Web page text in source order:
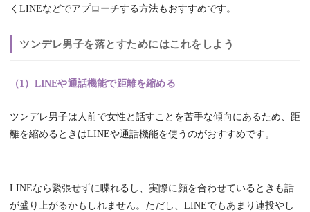
くLINEなどでアプローチする方法もおすすめです。
ツンデレ男子を落とすためにはこれをしよう
（1）LINEや通話機能で距離を縮める
ツンデレ男子は人前で女性と話すことを苦手な傾向にあるため、距
離を縮めるときはLINEや通話機能を使うのがおすすめです。
LINEなら緊張せずに喋れるし、実際に顔を合わせているときも話
が盛り上がるかもしれません。ただし、LINEでもあまり連投やし